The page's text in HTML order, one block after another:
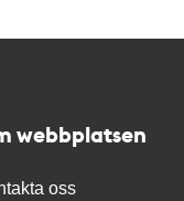
webbplatsen
oss